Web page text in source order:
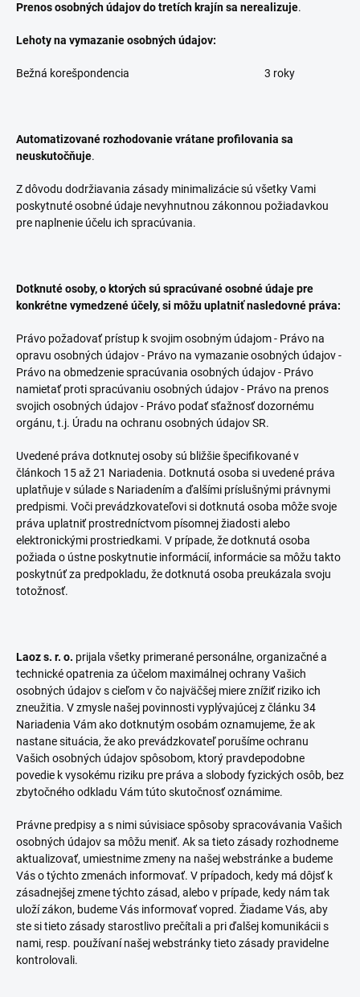
Prenos osobných údajov do tretích krajín sa nerealizuje.
Lehoty na vymazanie osobných údajov:
Bežná korešpondencia 3 roky
Automatizované rozhodovanie vrátane profilovania sa
neuskutočňuje.
Z dôvodu dodržiavania zásady minimalizácie sú všetky Vami
poskytnuté osobné údaje nevyhnutnou zákonnou požiadavkou
pre naplnenie účelu ich spracúvania.
Dotknuté osoby, o ktorých sú spracúvané osobné údaje pre
konkrétne vymedzené účely, si môžu uplatniť nasledovné práva:
Právo požadovať prístup k svojim osobným údajom - Právo na
opravu osobných údajov - Právo na vymazanie osobných údajov -
Právo na obmedzenie spracúvania osobných údajov - Právo
namietať proti spracúvaniu osobných údajov - Právo na prenos
svojich osobných údajov - Právo podať sťažnosť dozornému
orgánu, t.j. Úradu na ochranu osobných údajov SR.
Uvedené práva dotknutej osoby sú bližšie špecifikované v
článkoch 15 až 21 Nariadenia. Dotknutá osoba si uvedené práva
uplatňuje v súlade s Nariadením a ďalšími príslušnými právnymi
predpismi. Voči prevádzkovateľovi si dotknutá osoba môže svoje
práva uplatniť prostredníctvom písomnej žiadosti alebo
elektronickými prostriedkami. V prípade, že dotknutá osoba
požiada o ústne poskytnutie informácií, informácie sa môžu takto
poskytnúť za predpokladu, že dotknutá osoba preukázala svoju
totožnosť.
Laoz s. r. o. prijala všetky primerané personálne, organizačné a
technické opatrenia za účelom maximálnej ochrany Vašich
osobných údajov s cieľom v čo najväčšej miere znížiť riziko ich
zneužitia. V zmysle našej povinnosti vyplývajúcej z článku 34
Nariadenia Vám ako dotknutým osobám oznamujeme, že ak
nastane situácia, že ako prevádzkovateľ porušíme ochranu
Vašich osobných údajov spôsobom, ktorý pravdepodobne
povedie k vysokému riziku pre práva a slobody fyzických osôb, bez
zbytočného odkladu Vám túto skutočnosť oznámime.
Právne predpisy a s nimi súvisiace spôsoby spracovávania Vašich
osobných údajov sa môžu meniť. Ak sa tieto zásady rozhodneme
aktualizovať, umiestnime zmeny na našej webstránke a budeme
Vás o týchto zmenách informovať. V prípadoch, kedy má dôjsť k
zásadnejšej zmene týchto zásad, alebo v prípade, kedy nám tak
uloží zákon, budeme Vás informovať vopred. Žiadame Vás, aby
ste si tieto zásady starostlivo prečítali a pri ďalšej komunikácii s
nami, resp. používaní našej webstránky tieto zásady pravidelne
kontrolovali.